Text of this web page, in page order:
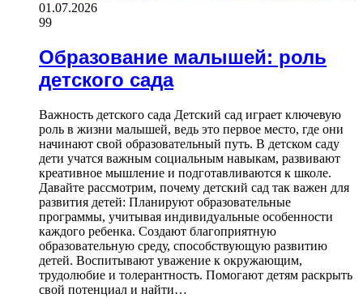
01.07.2026
99
Образование малышей: роль
детского сада
Важность детского сада Детский сад играет ключевую
роль в жизни малышей, ведь это первое место, где они
начинают свой образовательный путь. В детском саду
дети учатся важным социальным навыкам, развивают
креативное мышление и подготавливаются к школе.
Давайте рассмотрим, почему детский сад так важен для
развития детей: Планируют образовательные
программы, учитывая индивидуальные особенности
каждого ребенка. Создают благоприятную
образовательную среду, способствующую развитию
детей. Воспитывают уважение к окружающим,
трудолюбие и толерантность. Помогают детям раскрыть
свой потенциал и найти…